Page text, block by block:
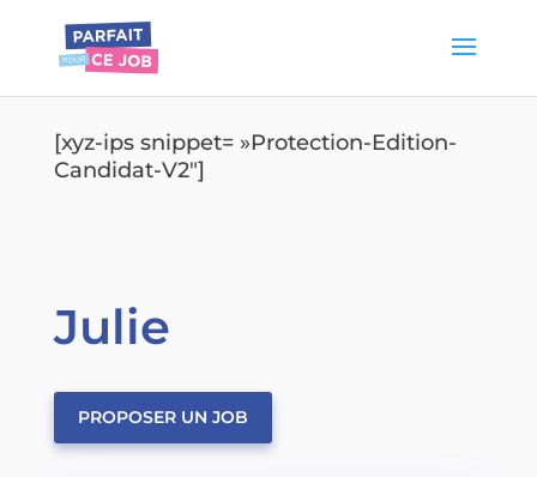
[xyz-ips snippet= »Protection-Edition-
Candidat-V2″]
Julie
PROPOSER UN JOB